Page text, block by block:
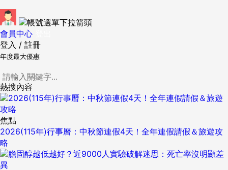
會員中心
登入 / 註冊
年度最大優惠
熱搜內容
焦點
2026(115年)行事曆：中秋節連假4天！全年連假請假＆旅遊攻
略